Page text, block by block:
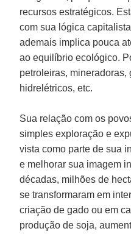
recursos estratégicos.
com sua lógica
ademais implica pouca
ao equilíbrio ecológico.
petroleiras, mineradoras,
hidrelétricos, etc.
Sua relação com os
simples exploração e
vista como parte de sua
e melhorar sua imagem
décadas, milhões de
se transformaram em
criação de gado ou em
produção de soja,